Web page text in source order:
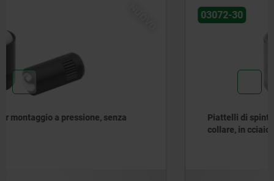
NUOVO
Piattelli di spinta per montaggio a pressione, senza